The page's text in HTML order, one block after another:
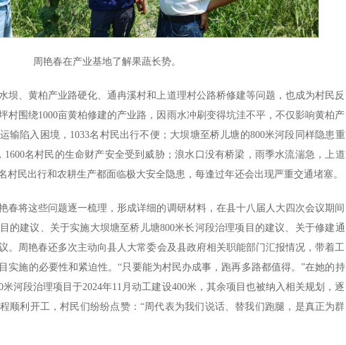
周艳春在产业基地了解果蔬长势。
坝、黄柏产业路硬化、通冉溪村和上道理村公路桥修建等问题，也成为村民反
村围绕1000亩黄柏修建的产业路，因雨水冲刷变得坑洼不平，不仅影响黄柏产
输陷入困境，1033名村民出行不便；大坝塘至桥儿塘的800米河段同样隐患重
1600名村民的生命财产安全受到威胁；浪水口没有桥梁，雨季水流湍急，上道
村民出行和农耕生产都面临极大安全隐患，每逢过年还会出现严重交通堵塞。
春将这些问题逐一梳理，形成详细的调研材料，在县十八届人大四次会议期间
的建议、关于实施大坝塘至桥儿塘800米长河段治理项目的建议、关于修建通
。周艳春还多次主动向县人大常委会及县政府相关职能部门汇报情况，带着工
实施的必要性和紧迫性。“只要能为村民办成事，跑再多路都值得。”在她的持
河段治理项目于2024年11月动工建设400米，其余项目也被纳入相关规划，逐
顺利开工，村民们纷纷点赞：“周代表为我们说话、替我们跑腿，是真正为群